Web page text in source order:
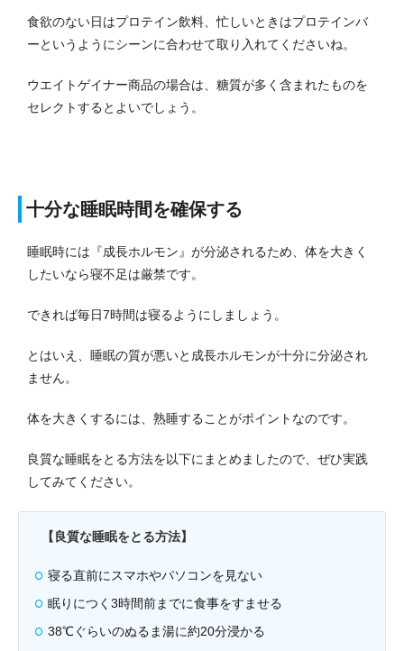
食欲のない日はプロテイン飲料、忙しいときはプロテインバ
ーというようにシーンに合わせて取り入れてくださいね。
ウエイトゲイナー商品の場合は、糖質が多く含まれたものを
セレクトするとよいでしょう。
十分な睡眠時間を確保する
睡眠時には『成長ホルモン』が分泌されるため、体を大きく
したいなら寝不足は厳禁です。
できれば毎日7時間は寝るようにしましょう。
とはいえ、睡眠の質が悪いと成長ホルモンが十分に分泌され
ません。
体を大きくするには、熟睡することがポイントなのです。
良質な睡眠をとる方法を以下にまとめましたので、ぜひ実践
してみてください。
【良質な睡眠をとる方法】
寝る直前にスマホやパソコンを見ない
眠りにつく3時間前までに食事をすませる
38℃ぐらいのぬるま湯に約20分浸かる